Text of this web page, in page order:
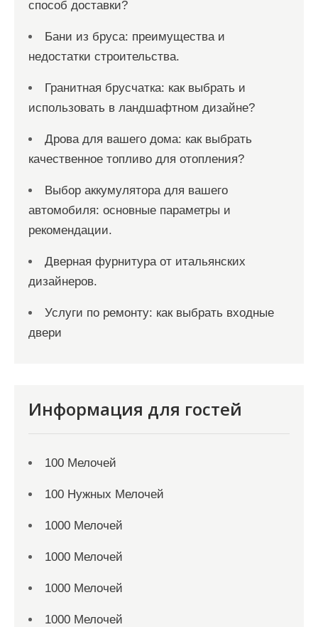
способ доставки?
Бани из бруса: преимущества и
недостатки строительства.
Гранитная брусчатка: как выбрать и
использовать в ландшафтном дизайне?
Дрова для вашего дома: как выбрать
качественное топливо для отопления?
Выбор аккумулятора для вашего
автомобиля: основные параметры и
рекомендации.
Дверная фурнитура от итальянских
дизайнеров.
Услуги по ремонту: как выбрать входные
двери
Информация для гостей
100 Мелочей
100 Нужных Мелочей
1000 Мелочей
1000 Мелочей
1000 Мелочей
1000 Мелочей